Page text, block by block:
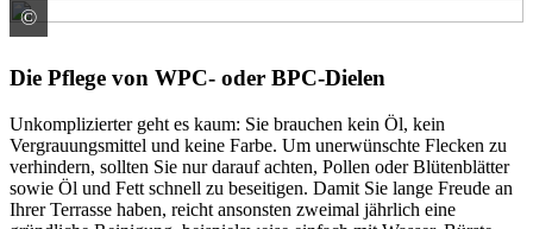
© Brügmann TraumGarten GmbH
Die Pflege von WPC- oder BPC-Dielen
Unkomplizierter geht es kaum: Sie brauchen kein Öl, kein
Vergrauungsmittel und keine Farbe. Um unerwünschte Flecken zu
verhindern, sollten Sie nur darauf achten, Pollen oder Blütenblätter
sowie Öl und Fett schnell zu beseitigen. Damit Sie lange Freude an
Ihrer Terrasse haben, reicht ansonsten zweimal jährlich eine